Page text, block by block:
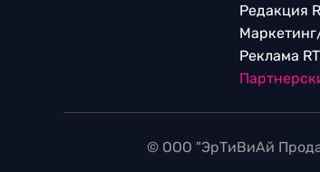
Редакция
Реклама
© ООО "ЭрТиВиАй